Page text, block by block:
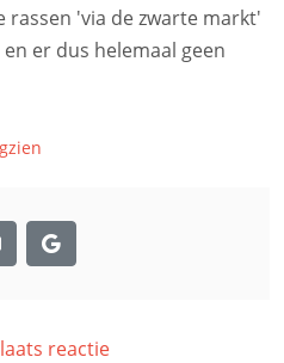
'via de zwarte markt'
er dus helemaal geen
reactie